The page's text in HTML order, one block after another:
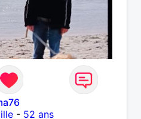
- 52 ans